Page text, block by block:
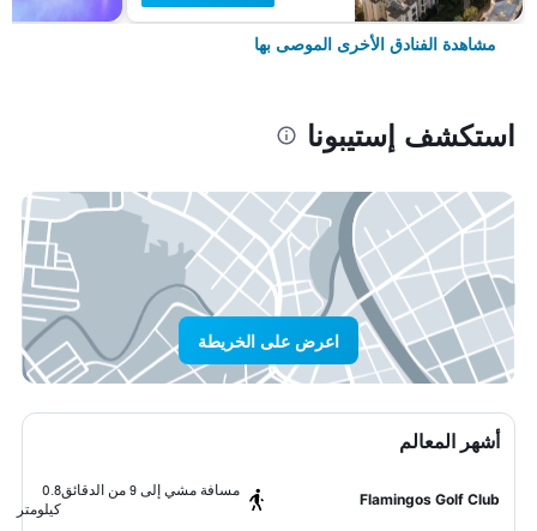
مشاهدة الفنادق الأخرى الموصى بها
استكشف إستيبونا
اعرض على الخريطة
أشهر المعالم
Flamingos Golf Club
مسافة مشي إلى 9 من الدقائق
0.8
كيلومتر